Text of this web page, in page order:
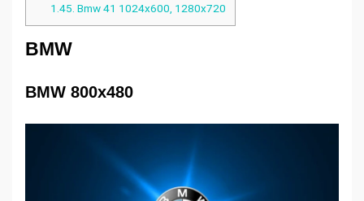
1.45. Bmw 41 1024x600, 1280x720
BMW
BMW 800x480